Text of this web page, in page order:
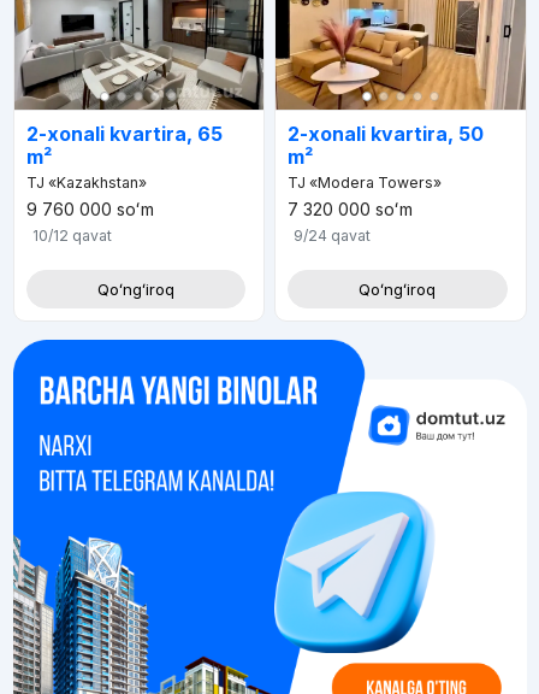
2-xonali kvartira, 65
m²
TJ «Kazakhstan»
9 760 000 soʻm
10/12 qavat
Qoʻngʻiroq
2-xonali kvartira, 50
m²
TJ «Modera Towers»
7 320 000 soʻm
9/24 qavat
Qoʻngʻiroq